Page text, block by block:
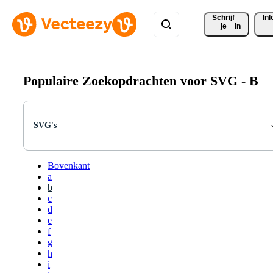
Schrijf
je
in
Populaire Zoekopdrachten voor SVG - B
SVG's
Bovenkant
a
b
c
d
e
f
g
h
i